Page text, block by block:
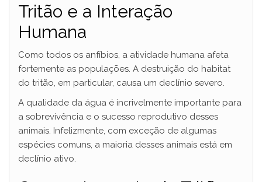
Tritão e a Interação
Humana
Como todos os anfíbios, a atividade humana afeta
fortemente as populações. A destruição do habitat
do tritão, em particular, causa um declínio severo.
A qualidade da água é incrivelmente importante para
a sobrevivência e o sucesso reprodutivo desses
animais. Infelizmente, com exceção de algumas
espécies comuns, a maioria desses animais está em
declínio ativo.